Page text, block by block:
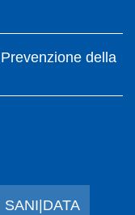
della
SANI|DATA